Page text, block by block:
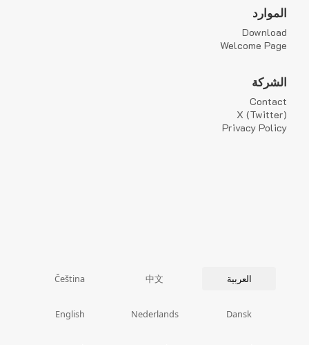
الموارد
Download
Welcome Page
الشركة
Contact
X (Twitter)
Privacy Policy
العربية 中文
Čeština
Dansk
Nederlands
English